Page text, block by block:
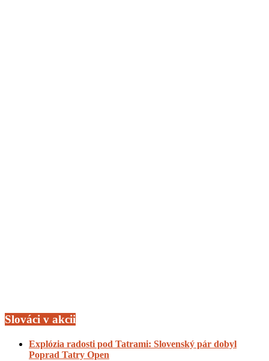
Slováci v akcii
Explózia radosti pod Tatrami: Slovenský pár dobyl
Poprad Tatry Open